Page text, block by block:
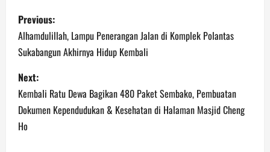
P
o
s
t
n
Previous:
Alhamdulillah, Lampu Penerangan Jalan di Komplek Polantas
Sukabangun Akhirnya Hidup Kembali
Next:
Kembali Ratu Dewa Bagikan 480 Paket Sembako, Pembuatan
Dokumen Kependudukan & Kesehatan di Halaman Masjid Cheng
Ho